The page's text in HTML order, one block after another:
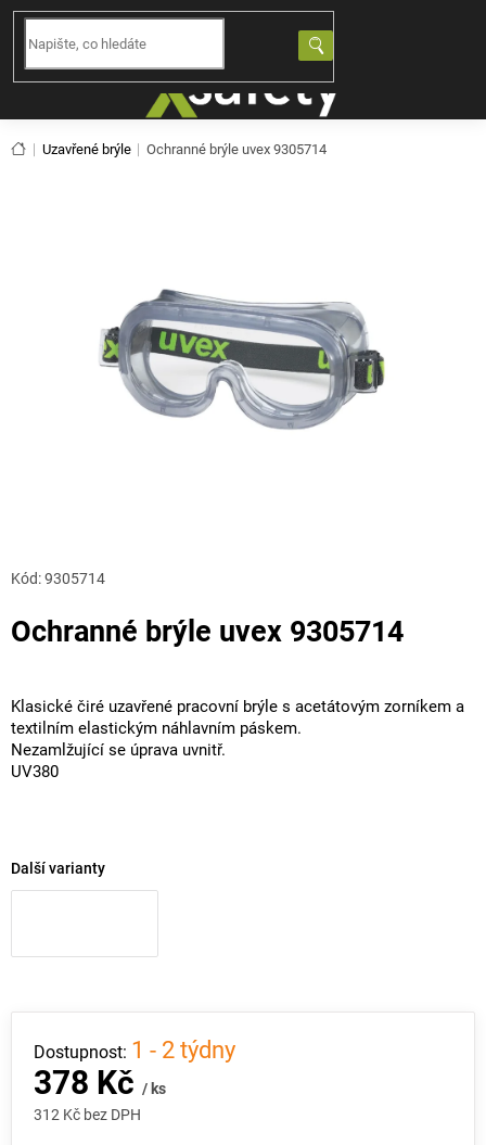
Přejít
obsah
Domů
Uzavřené brýle Ochranné brýle uvex 9305714
Ochranné brýle uvex 9305714
Kód:9305714
Klasické čiré uzavřené pracovní brýle s acetátovým zorníkem a
textilním elastickým náhlavním páskem.
Nezamlžující se úprava uvnitř.
UV380
Další varianty
378 Kč / ks
312 Kč bez DPH
1 - 2 týdny